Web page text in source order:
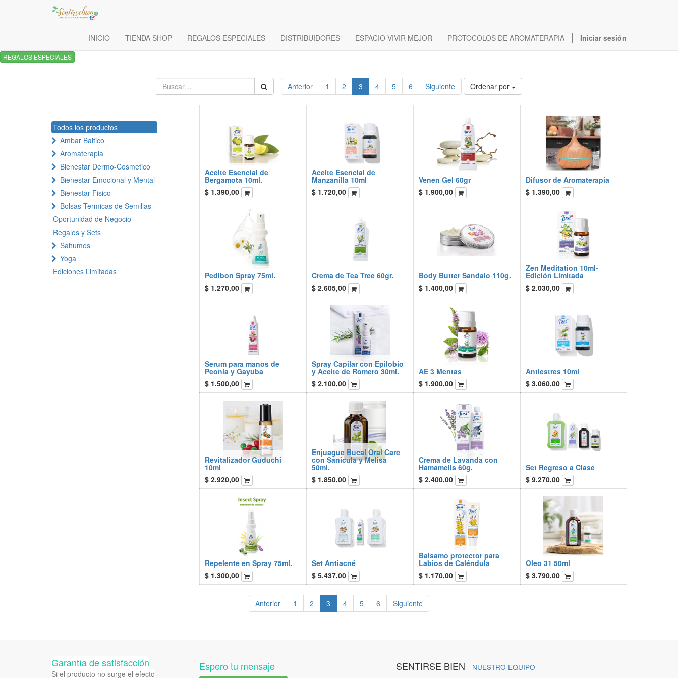
INICIO TIENDA SHOP REGALOS ESPECIALES DISTRIBUIDORES ESPACIO VIVIR MEJOR PROTOCOLOS DE AROMATERAPIA Iniciar sesión
REGALOS ESPECIALES
Anterior 1 2 3 4 5 6 Siguiente Ordenar por
Todos los productos
Ambar Baltico
Aromaterapia
Bienestar Dermo-Cosmetico
Bienestar Emocional y Mental
Bienestar Fisico
Bolsas Termicas de Semillas
Oportunidad de Negocio
Regalos y Sets
Sahumos
Yoga
Ediciones Limitadas
Aceite Esencial de
Bergamota 10ml.
$ 1.390,00
Aceite Esencial de
Manzanilla 10ml
$ 1.720,00
Venen Gel 60gr
$ 1.900,00
Difusor de Aromaterapia
$ 1.390,00
Pedibon Spray 75ml.
$ 1.270,00
Crema de Tea Tree 60gr.
$ 2.605,00
Body Butter Sandalo 110g.
$ 1.400,00
Zen Meditation 10ml-
Edición Limitada
$ 2.030,00
Serum para manos de
Peonía y Gayuba
$ 1.500,00
Spray Capilar con Epilobio
y Aceite de Romero 30ml.
$ 2.100,00
AE 3 Mentas
$ 1.900,00
Antiestres 10ml
$ 3.060,00
Revitalizador Guduchi
10ml
$ 2.920,00
Enjuague Bucal Oral Care
con Sanicula y Melisa
50ml.
$ 1.850,00
Crema de Lavanda con
Hamamelis 60g.
$ 2.400,00
Set Regreso a Clase
$ 9.270,00
Repelente en Spray 75ml.
$ 1.300,00
Set Antiacné
$ 5.437,00
Balsamo protector para
Labios de Caléndula
$ 1.170,00
Oleo 31 50ml
$ 3.790,00
Anterior 1 2 3 4 5 6 Siguiente
Garantía de satisfacción
Si el producto no surge el efecto
Espero tu mensaje SENTIRSE BIEN - NUESTRO EQUIPO